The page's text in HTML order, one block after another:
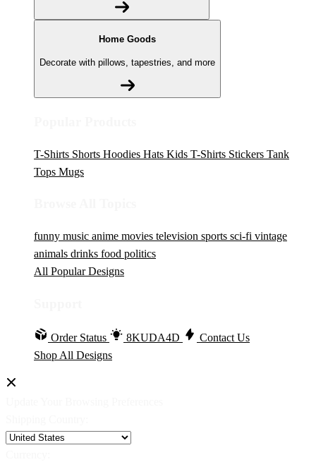
Home Goods
Decorate with pillows, tapestries, and more
T-Shirts Shorts Hoodies Hats Kids T-Shirts Stickers Tank
Tops Mugs
funny music anime movies television sports sci-fi vintage
animals drinks food politics
All Popular Designs
Order Status 8KUDA4D
Contact Us
Shop All Designs